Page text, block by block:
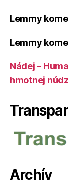
Lemmy
Lemmy
Nádej –
hmotnej
Archív